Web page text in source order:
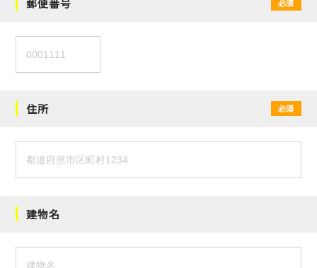
必須
住所 必須
建物名